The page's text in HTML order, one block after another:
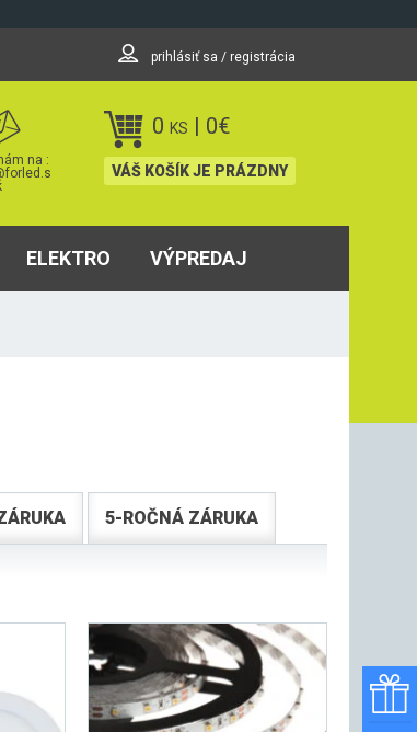
prihlásiť sa / registrácia
na :
0 KS | 0€
VÁŠ KOŠÍK JE PRÁZDNY
ELEKTRO VÝPREDAJ
5-ROČNÁ ZÁRUKA